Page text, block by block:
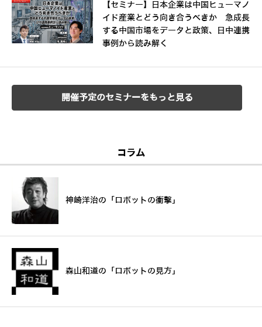
【セミナー】日本企業は中国ヒューマノ
イド産業とどう向き合うべきか 急成長
する中国市場をデータと政策、日中連携
事例から読み解く
開催予定のセミナーをもっと見る
コラム
神崎洋治の「ロボットの衝撃」
森山和道の「ロボットの見方」